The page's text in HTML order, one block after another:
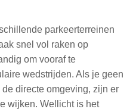
parkeerterreinen
snel vol raken op
om vooraf te
wedstrijden. Als je geen
directe omgeving, zijn er
wijken. Wellicht is het